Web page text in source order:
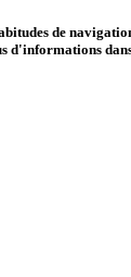
de
d'informations